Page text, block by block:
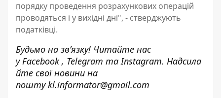
порядку проведення розрахункових операцій
проводяться і у вихідні дні", - стверджують
податківці.
Будьмо на зв’язку! Читайте нас
уFacebook, Telegram таInstagram. Надсила
йте свої новини на
поштуkl.informator@gmail.com